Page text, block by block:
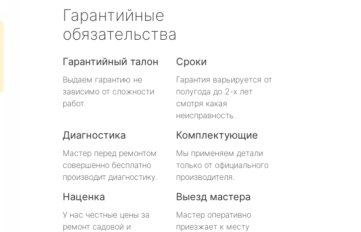
Гарантийные
обязательства
Гарантийный талон
Выдаем гарантию не
зависимо от сложности
работ.
Сроки
Гарантия варьируется от
полугода до 2-х лет
смотря какая
неисправность.
Диагностика
Мастер перед ремонтом
совершенно бесплатно
производит диагностику.
Комплектующие
Мы применяем детали
только от официального
производителя.
Наценка
У нас честные цены за
ремонт садовой и
Выезд мастера
Мастер оперативно
приезжает к месту